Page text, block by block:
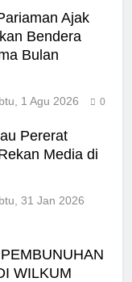
Ajak
Bendera
Bulan
1 Agu 2026 0
Pererat
Media di
31 Jan 2026
WILKUM